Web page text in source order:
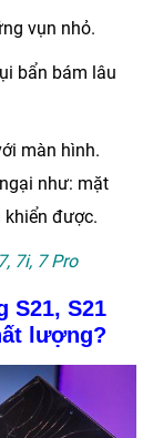
vụn nhỏ.
bẩn bám lâu
màn hình.
như: mặt
khiển được.
7i, 7 Pro
S21, S21
lượng?